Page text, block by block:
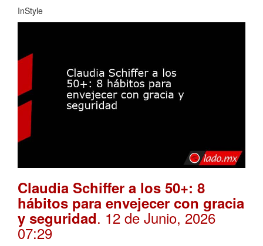
InStyle
Claudia Schiffer a los 50+: 8
hábitos para envejecer con gracia
y seguridad. 12 de Junio, 2026
07:29